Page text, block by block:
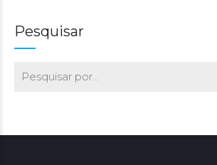
Pesquisar